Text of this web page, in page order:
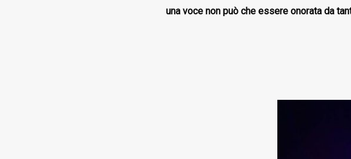
una voce non può che essere onorata da